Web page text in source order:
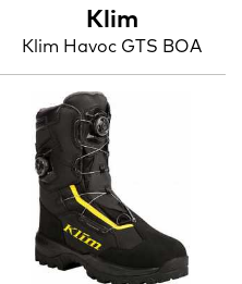
Klim
Klim Havoc GTS BOA